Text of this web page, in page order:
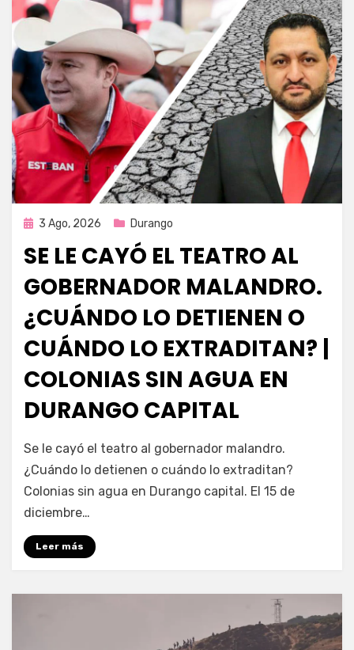
Publicada
3 Ago, 2026 Durango
SE LE CAYÓ EL TEATRO AL
GOBERNADOR MALANDRO.
¿CUÁNDO LO DETIENEN O
CUÁNDO LO EXTRADITAN? |
COLONIAS SIN AGUA EN
DURANGO CAPITAL
por Fernando Miranda Servín
Se le cayó el teatro al gobernador malandro.
¿Cuándo lo detienen o cuándo lo extraditan?
Colonias sin agua en Durango capital. El 15 de
diciembre…
Leer más